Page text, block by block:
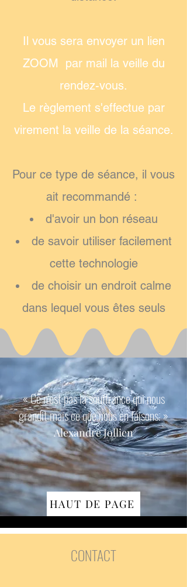
Il vous sera envoyer un lien
ZOOM par mail la veille du
rendez-vous.
Le règlement s'effectue par
virement la veille de la séance.
Pour ce type de séance, il vous
ait recommandé :
d'avoir un bon réseau
de savoir utiliser facilement
cette technologie
de choisir un endroit calme
dans lequel vous êtes seuls​
« Ce n'est pas la souffrance qui nous
grandit mais ce que nous en faisons. »
Alexandre Jollien
HAUT DE PAGE
CONTACT